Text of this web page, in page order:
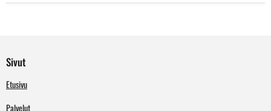
Sivut
Etusivu
Palvelut